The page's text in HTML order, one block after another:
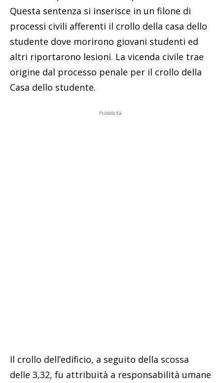
Questa sentenza si inserisce in un filone di
processi civili afferenti il crollo della casa dello
studente dove morirono giovani studenti ed
altri riportarono lesioni. La vicenda civile trae
origine dal processo penale per il crollo della
Casa dello studente.
Pubblicità
Il crollo dell’edificio, a seguito della scossa
delle 3,32, fu attribuità a responsabilità umane